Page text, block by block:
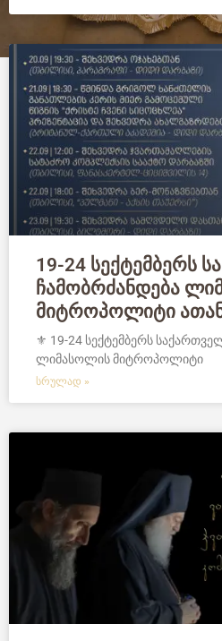
19-24 სექტემბერს
ჩამობრძანდება
მიტროპოლიტი
⚜️ 19-24 სექტემბერს
ლიმასოლის მიტროპოლიტი
ᲡᲠᲣᲚᲐᲓ »